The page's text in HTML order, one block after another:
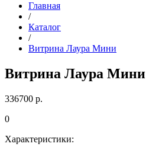
Главная
/
Каталог
/
Витрина Лаура Мини
Витрина Лаура Мини
336700 р.
0
Характеристики: